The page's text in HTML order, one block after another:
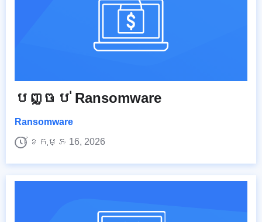
បញ្ចប់ Ransomware
Ransomware
ខែកុម្ភៈ 16, 2026